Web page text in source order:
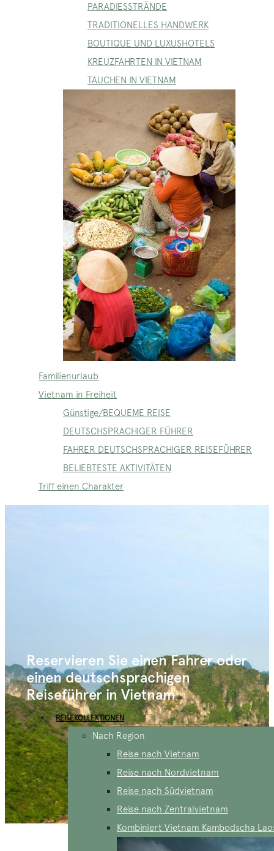
PARADIESSTRÄNDE
TRADITIONELLES HANDWERK
BOUTIQUE UND LUXUSHOTELS
KREUZFAHRTEN IN VIETNAM
TAUCHEN IN VIETNAM
Familienurlaub
Vietnam in Freiheit
Günstige/BEQUEME REISE
DEUTSCHSPRACHIGER FÜHRER
FAHRER DEUTSCHSPRACHIGER REISEFÜHRER
BELIEBTESTE AKTIVITÄTEN
Triff einen Charakter
REISEKOLLEKTIONEN
Nach Region
Reise nach Vietnam
Reise nach Nordvietnam
Reise nach Südvietnam
Reise nach Zentralvietnam
Kombiniert Vietnam Kambodscha
Reservieren Sie einen Fahrer oder
einen deutschsprachigen
Reiseführer in Vietnam